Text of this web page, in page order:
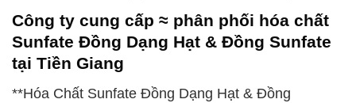
Công ty cung cấp ≈ phân phối hóa chất
Sunfate Đồng Dạng Hạt & Đồng Sunfate
tại Tiền Giang
**Hóa Chất Sunfate Đồng Dạng Hạt & Đồng